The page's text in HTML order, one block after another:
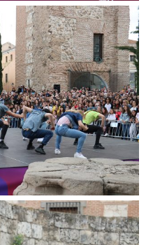
por Movistar+ en
ha puesto en
de sus redes
) para conocer,
exclusivo, a
de ‘FAMA
en exclusiva de
en #0 de
cuenta con